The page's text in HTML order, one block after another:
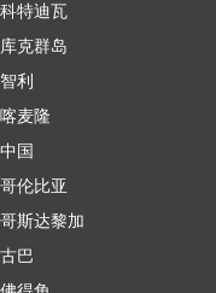
科特迪瓦
库克群岛
智利
喀麦隆
中国
哥伦比亚
哥斯达黎加
古巴